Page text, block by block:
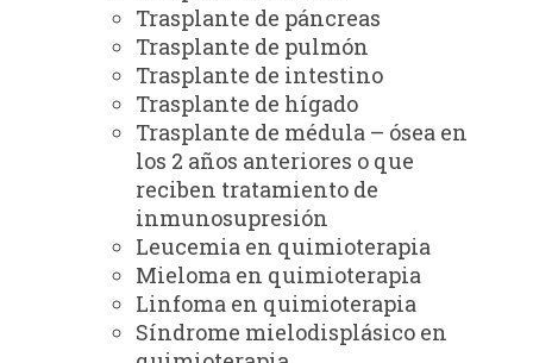
Trasplante de páncreas
Trasplante de pulmón
Trasplante de intestino
Trasplante de hígado
Trasplante de médula – ósea en
los 2 años anteriores o que
reciben tratamiento de
inmunosupresión
Leucemia en quimioterapia
Mieloma en quimioterapia
Linfoma en quimioterapia
Síndrome mielodisplásico en